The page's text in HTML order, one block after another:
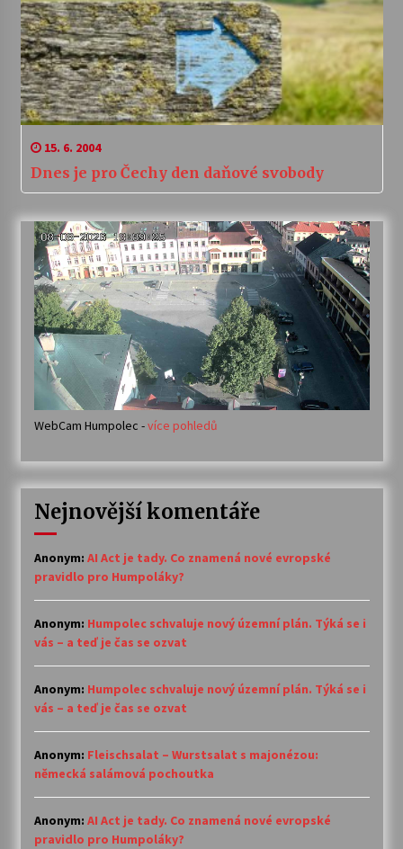
15. 6. 2004
Dnes je pro Čechy den daňové svobody
WebCam Humpolec -více pohledů
Nejnovější komentáře
Anonym: AI Act je tady. Co znamená nové evropské
pravidlo pro Humpoláky?
Anonym: Humpolec schvaluje nový územní plán. Týká se i
vás – a teď je čas se ozvat
Anonym: Humpolec schvaluje nový územní plán. Týká se i
vás – a teď je čas se ozvat
Anonym: Fleischsalat – Wurstsalat s majonézou:
německá salámová pochoutka
Anonym: AI Act je tady. Co znamená nové evropské
pravidlo pro Humpoláky?